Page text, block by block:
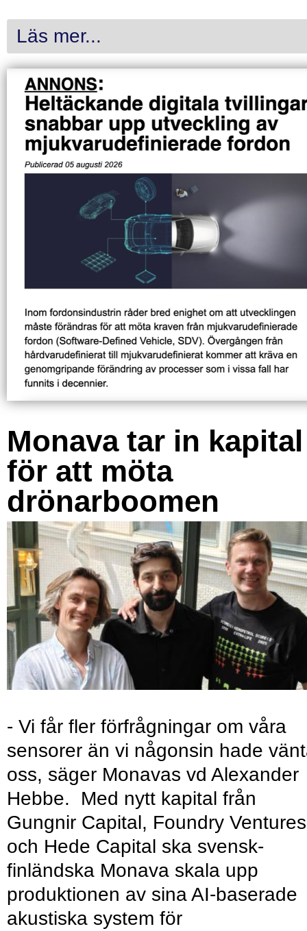
Läs mer...
Monava tar in kapital
för att möta
drönarboomen
- Vi får fler förfrågningar om våra
sensorer än vi någonsin hade
oss, säger Monavas vd Alexander
Hebbe. Med nytt kapital från
Gungnir Capital, Foundry Ventures
och Hede Capital ska svensk-
finländska Monava skala upp
produktionen av sina AI-baserade
akustiska system för